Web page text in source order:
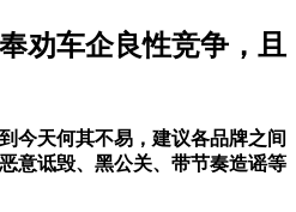
劝车企良性竞争，且
今天何其不易，建议各品牌之间
意诋毁、黑公关、带节奏造谣等